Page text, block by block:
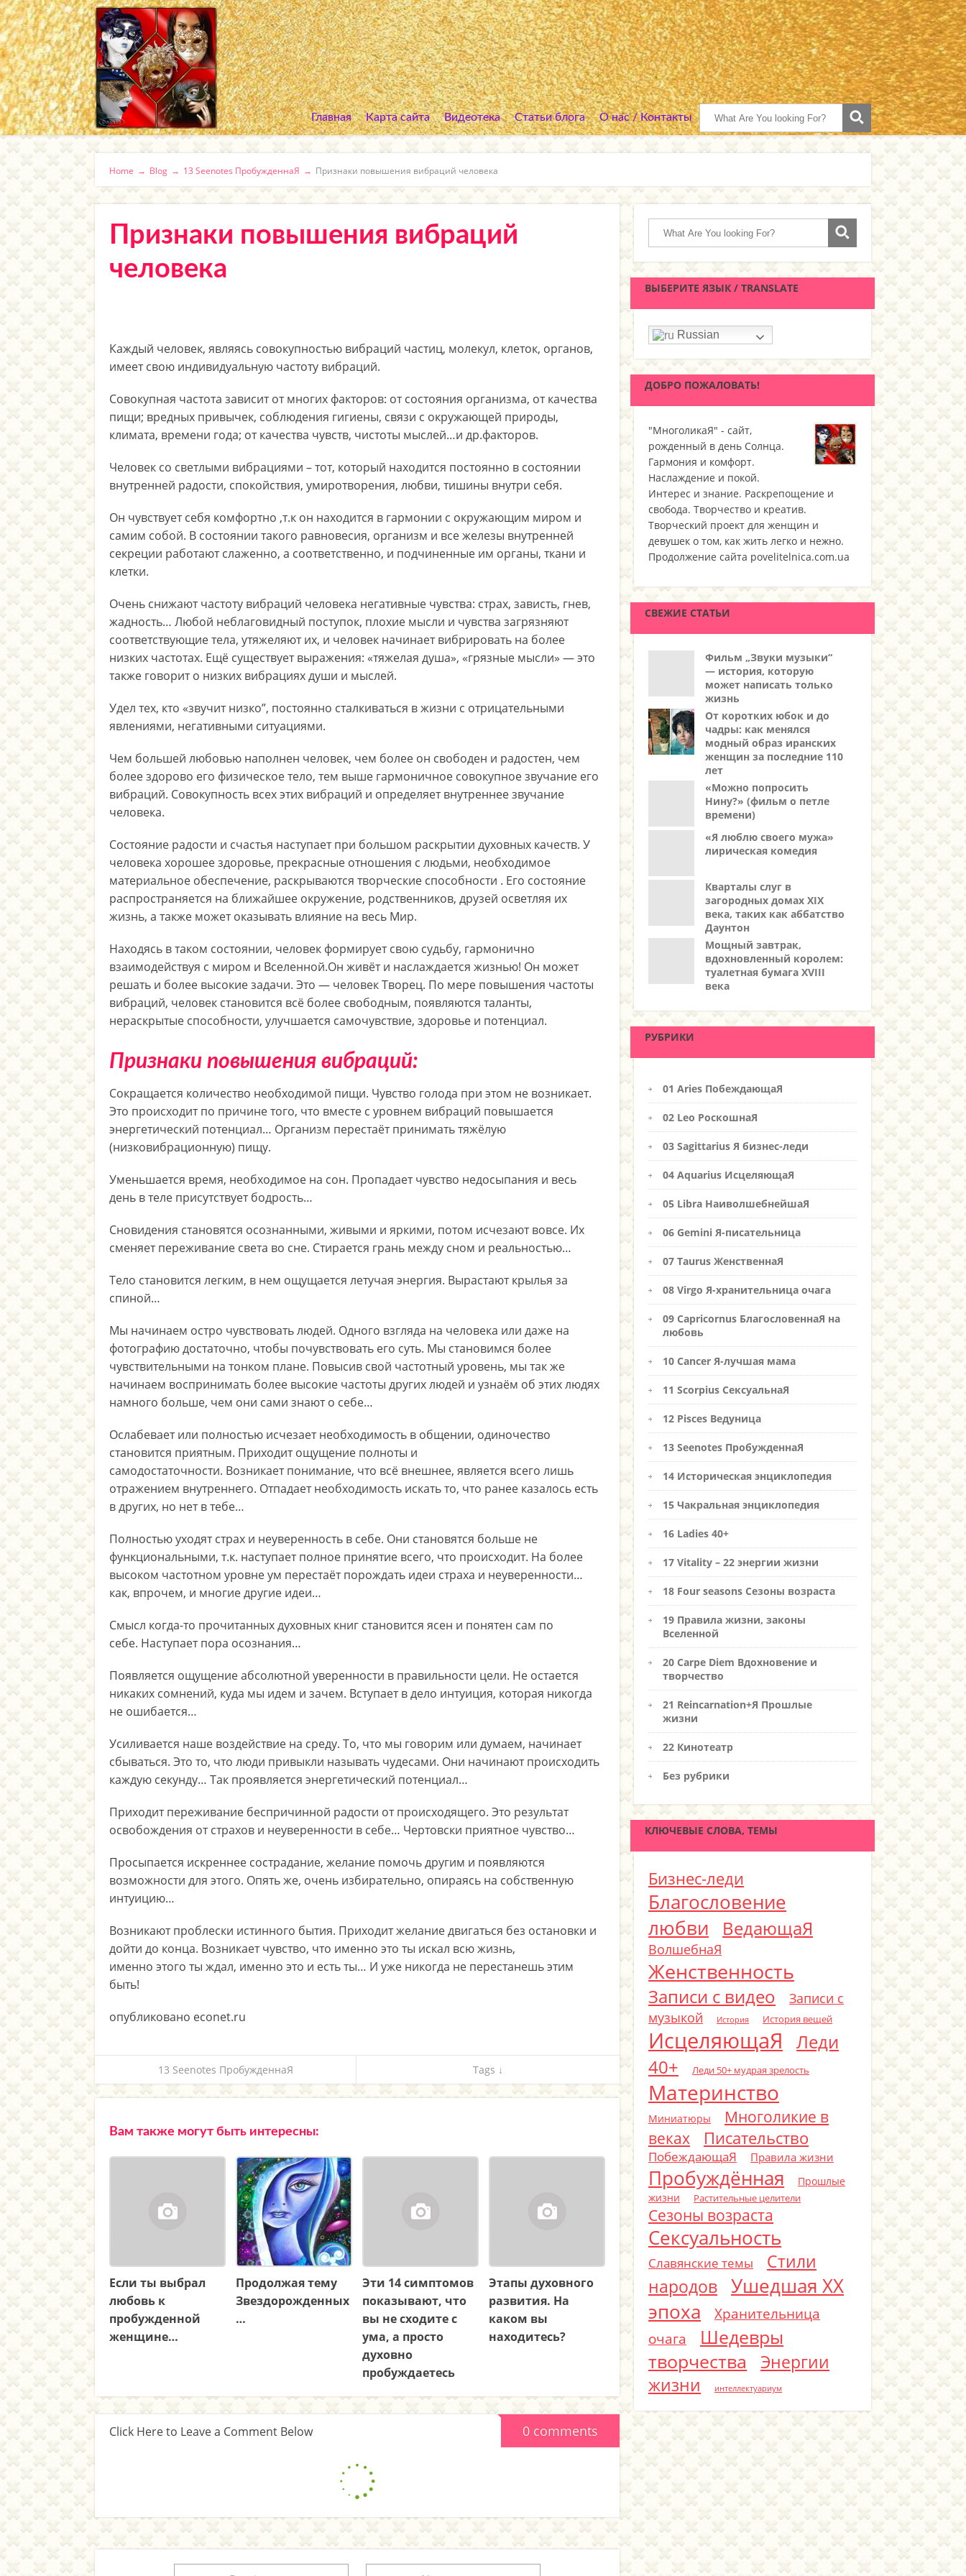
Главная Карта сайта Видеотека Статьи блога О нас / Контакты
Home → Blog → 13 Seenotes ПробужденнаЯ → Признаки повышения вибраций человека
Признаки повышения вибраций
человека
Каждый человек, являясь совокупностью вибраций частиц, молекул, клеток, органов,
имеет свою индивидуальную частоту вибраций.
Совокупная частота зависит от многих факторов: от состояния организма, от качества
пищи; вредных привычек, соблюдения гигиены, связи с окружающей природы,
климата, времени года; от качества чувств, чистоты мыслей…и др.факторов.
Человек со светлыми вибрациями – тот, который находится постоянно в состоянии
внутренней радости, спокойствия, умиротворения, любви, тишины внутри себя.
Он чувствует себя комфортно ,т.к он находится в гармонии с окружающим миром и
самим собой. В состоянии такого равновесия, организм и все железы внутренней
секреции работают слаженно, а соответственно, и подчиненные им органы, ткани и
клетки.
Очень снижают частоту вибраций человека негативные чувства: страх, зависть, гнев,
жадность… Любой неблаговидный поступок, плохие мысли и чувства загрязняют
соответствующие тела, утяжеляют их, и человек начинает вибрировать на более
низких частотах. Ещё существует выражения: «тяжелая душа», «грязные мысли» — это
также говорит о низких вибрациях души и мыслей.
Удел тех, кто «звучит низко”, постоянно сталкиваться в жизни с отрицательными
явлениями, негативными ситуациями.
Чем большей любовью наполнен человек, чем более он свободен и радостен, чем
более здорово его физическое тело, тем выше гармоничное совокупное звучание его
вибраций. Совокупность всех этих вибраций и определяет внутреннее звучание
человека.
Состояние радости и счастья наступает при большом раскрытии духовных качеств. У
человека хорошее здоровье, прекрасные отношения с людьми, необходимое
материальное обеспечение, раскрываются творческие способности . Его состояние
распространяется на ближайшее окружение, родственников, друзей осветляя их
жизнь, а также может оказывать влияние на весь Мир.
Находясь в таком состоянии, человек формирует свою судьбу, гармонично
взаимодействуя с миром и Вселенной.Он живёт и наслаждается жизнью! Он может
решать и более высокие задачи. Это — человек Творец. По мере повышения частоты
вибраций, человек становится всё более свободным, появляются таланты,
нераскрытые способности, улучшается самочувствие, здоровье и потенциал.
Признаки повышения вибраций:
Сокращается количество необходимой пищи. Чувство голода при этом не возникает.
Это происходит по причине того, что вместе с уровнем вибраций повышается
энергетический потенциал… Организм перестаёт принимать тяжёлую
(низковибрационную) пищу.
Уменьшается время, необходимое на сон. Пропадает чувство недосыпания и весь
день в теле присутствует бодрость…
Сновидения становятся осознанными, живыми и яркими, потом исчезают вовсе. Их
сменяет переживание света во сне. Стирается грань между сном и реальностью…
Тело становится легким, в нем ощущается летучая энергия. Вырастают крылья за
спиной…
Мы начинаем остро чувствовать людей. Одного взгляда на человека или даже на
фотографию достаточно, чтобы почувствовать его суть. Мы становимся более
чувствительными на тонком плане. Повысив свой частотный уровень, мы так же
начинаем воспринимать более высокие частоты других людей и узнаём об этих людях
намного больше, чем они сами знают о себе…
Ослабевает или полностью исчезает необходимость в общении, одиночество
становится приятным. Приходит ощущение полноты и
самодостаточности. Возникает понимание, что всё внешнее, является всего лишь
отражением внутреннего. Отпадает необходимость искать то, что ранее казалось есть
в других, но нет в тебе…
Полностью уходят страх и неуверенность в себе. Они становятся больше не
функциональными, т.к. наступает полное принятие всего, что происходит. На более
высоком частотном уровне ум перестаёт порождать идеи страха и неуверенности…
как, впрочем, и многие другие идеи…
Смысл когда-то прочитанных духовных книг становится ясен и понятен сам по
себе. Наступает пора осознания…
Появляется ощущение абсолютной уверенности в правильности цели. Не остается
никаких сомнений, куда мы идем и зачем. Вступает в дело интуиция, которая никогда
не ошибается…
Усиливается наше воздействие на среду. То, что мы говорим или думаем, начинает
сбываться. Это то, что люди привыкли называть чудесами. Они начинают происходить
каждую секунду… Так проявляется энергетический потенциал…
Приходит переживание беспричинной радости от происходящего. Это результат
освобождения от страхов и неуверенности в себе… Чертовски приятное чувство…
Просыпается искреннее сострадание, желание помочь другим и появляются
возможности для этого. Опять же, очень избирательно, опираясь на собственную
интуицию…
Возникают проблески истинного бытия. Приходит желание двигаться без остановки и
дойти до конца. Возникает чувство, что именно это ты искал всю жизнь,
именно этого ты ждал, именно это и есть ты… И уже никогда не перестанешь этим
быть!
опубликовано econet.ru
13 Seenotes ПробужденнаЯ Tags ↓
Вам также могут быть интересны:
Если ты выбрал
любовь к
пробужденной
женщине…
Продолжая тему
Звездорожденных
…
Эти 14 симптомов
показывают, что
вы не сходите с
ума, а просто
духовно
пробуждаетесь
Этапы духовного
развития. На
каком вы
находитесь?
Click Here to Leave a Comment Below 0 comments
ВЫБЕРИТЕ ЯЗЫК / TRANSLATE
Russian
ДОБРО ПОЖАЛОВАТЬ!
"МноголикаЯ" - сайт,
рожденный в день Солнца.
Гармония и комфорт.
Наслаждение и покой.
Интерес и знание. Раскрепощение и
свобода. Творчество и креатив.
Творческий проект для женщин и
девушек о том, как жить легко и нежно.
Продолжение сайта povelitelnica.com.ua
СВЕЖИЕ СТАТЬИ
Фильм „Звуки музыки“
— история, которую
может написать только
жизнь
От коротких юбок и до
чадры: как менялся
модный образ иранских
женщин за последние 110
лет
«Можно попросить
Нину?» (фильм о петле
времени)
«Я люблю своего мужа»
лирическая комедия
Кварталы слуг в
загородных домах XIX
века, таких как аббатство
Даунтон
Мощный завтрак,
вдохновленный королем:
туалетная бумага XVIII
века
РУБРИКИ
01 Aries ПобеждающаЯ
02 Leo РоскошнаЯ
03 Sagittarius Я бизнес-леди
04 Aquarius ИсцеляющаЯ
05 Libra НаиволшебнейшаЯ
06 Gemini Я-писательница
07 Taurus ЖенственнаЯ
08 Virgo Я-хранительница очага
09 Capricornus БлагословеннаЯ на
любовь
10 Cancer Я-лучшая мама
11 Scorpius СексуальнаЯ
12 Pisces Ведуница
13 Seenotes ПробужденнаЯ
14 Историческая энциклопедия
15 Чакральная энциклопедия
16 Ladies 40+
17 Vitality – 22 энергии жизни
18 Four seasons Сезоны возраста
19 Правила жизни, законы
Вселенной
20 Carpe Diem Вдохновение и
творчество
21 Reincarnation+Я Прошлые
жизни
22 Кинотеатр
Без рубрики
КЛЮЧЕВЫЕ СЛОВА, ТЕМЫ
Бизнес-леди
Благословение
любви
ВедающаЯ
ВолшебнаЯ
Женственность
Записи с видео
Записи с
музыкой
История История вещей
ИсцеляющаЯ
Леди
40+
Леди 50+ мудрая зрелость
Материнство
Миниатюры
Многоликие в
веках
Писательство
ПобеждающаЯ Правила жизни
Пробуждённая
Прошлые
жизни
Растительные целители
Сезоны возраста
Сексуальность
Славянские темы
Стили
народов
Ушедшая ХХ
эпоха
Хранительница
очага
Шедевры
творчества
Энергии
жизни
интеллектуариум